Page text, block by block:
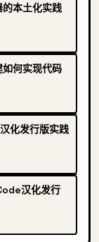
本土化实践
何实现代码
化发行版实践
汉化发行